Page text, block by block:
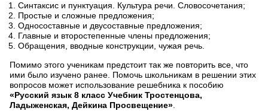
Синтаксис и пунктуация. Культура речи. Словосочетания;
Простые и сложные предложения;
Односоставные и двусоставные предложения;
Главные и второстепенные члены предложения;
Обращения, вводные конструкции, чужая речь.
Помимо этого ученикам предстоит так же повторить все, что
ими было изучено ранее. Помочь школьникам в решении этих
вопросов может использование решебника к пособию
«Русский язык 8 класс Учебник Тростенцова,
Ладыженская, Дейкина Просвещение»